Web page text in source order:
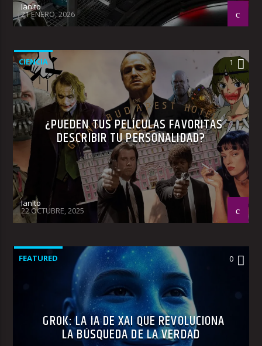
Janito
21 ENERO, 2026
CIENCIA 1
¿PUEDEN TUS PELÍCULAS FAVORITAS
DESCRIBIR TU PERSONALIDAD?
Janito
22 OCTUBRE, 2025
FEATURED 0
GROK: LA IA DE XAI QUE REVOLUCIONA
LA BÚSQUEDA DE LA VERDAD